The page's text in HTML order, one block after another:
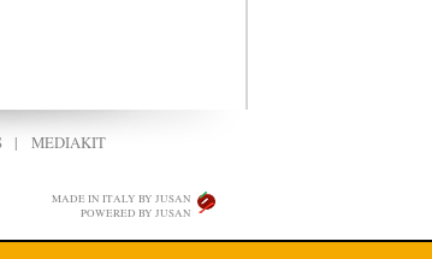
| MEDIAKIT
MADE IN ITALY BY JUSAN
POWERED BY JUSAN